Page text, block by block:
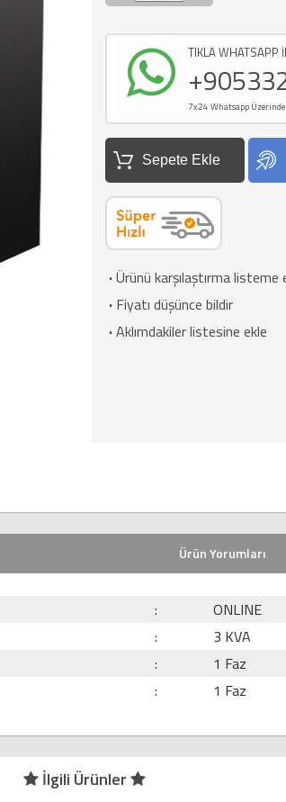
TIKLA WHATSAPP
7x24 Whatsapp
Sepete Ekle
·Ürünü karşılaştırma listeme
· Fiyatı düşünce bildir
·Aklımdakiler listesine ekle
Ürün Yorumları
:
ONLINE
:
3 KVA
:
1 Faz
: 1 Faz
İlgili Ürünler